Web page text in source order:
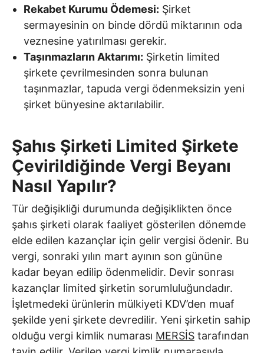
Rekabet Kurumu Ödemesi: Şirket
sermayesinin on binde dördü miktarının oda
veznesine yatırılması gerekir.
Taşınmazların Aktarımı: Şirketin limited
şirkete çevrilmesinden sonra bulunan
taşınmazlar, tapuda vergi ödenmeksizin yeni
şirket bünyesine aktarılabilir.
Şahıs Şirketi Limited Şirkete
Çevirildiğinde Vergi Beyanı
Nasıl Yapılır?
Tür değişikliği durumunda değişiklikten önce
şahıs şirketi olarak faaliyet gösterilen dönemde
elde edilen kazançlar için gelir vergisi ödenir. Bu
vergi, sonraki yılın mart ayının son gününe
kadar beyan edilip ödenmelidir. Devir sonrası
kazançlar limited şirketin sorumluluğundadır.
İşletmedeki ürünlerin mülkiyeti KDV’den muaf
şekilde yeni şirkete devredilir. Yeni şirketin sahip
olduğu vergi kimlik numarası MERSİS tarafından